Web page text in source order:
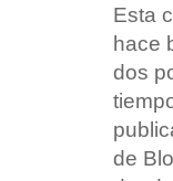
Esta
hace
dos
de